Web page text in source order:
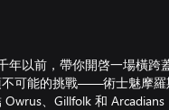
年以前，帶你開啓一場橫跨
不可能的挑戰——術士魅摩羅
、Gillfolk 和 Arcadians